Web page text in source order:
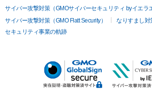
サイバー攻撃対策（GMOサイバーセキュリティ byイエラ
サイバー攻撃対策（GMO Flatt Security）
なりすまし対
セキュリティ事業の軌跡